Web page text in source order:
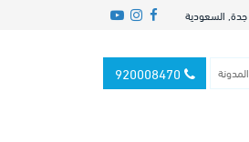
جدة, السعودية
المدونة